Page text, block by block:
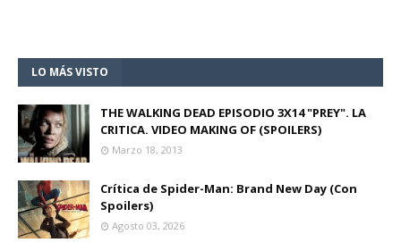
LO MÁS VISTO
THE WALKING DEAD EPISODIO 3X14 "PREY". LA
CRITICA. VIDEO MAKING OF (SPOILERS)
Marzo 18, 2013
Crítica de Spider-Man: Brand New Day (Con
Spoilers)
Agosto 03, 2026